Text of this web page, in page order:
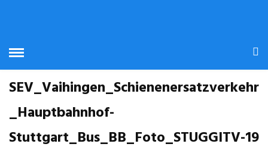
SEV_Vaihingen_Schienenersatzverkehr
_Hauptbahnhof-
Stuttgart_Bus_BB_Foto_STUGGITV-19